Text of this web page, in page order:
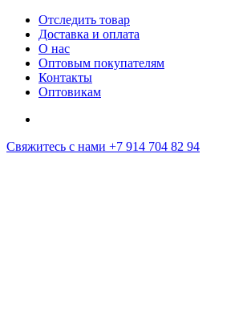
Отследить товар
Доставка и оплата
О нас
Оптовым покупателям
Контакты
Оптовикам
Свяжитесь с нами +7 914 704 82 94